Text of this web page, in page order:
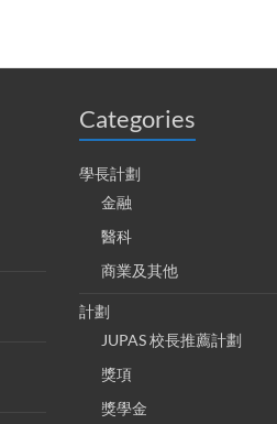
Categories
學長計劃
金融
醫科
商業及其他
計劃
JUPAS 校長推薦計劃
獎項
獎學金